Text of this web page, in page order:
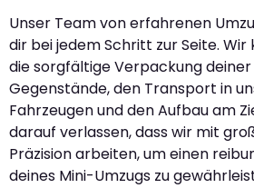
Unser Team von erfahrenen
dir bei jedem Schritt zur Seite.
die sorgfältige Verpackung
Gegenstände, den Transport in
Fahrzeugen und den Aufbau am
darauf verlassen, dass wir mit
Präzision arbeiten, um einen
deines Mini-Umzugs zu